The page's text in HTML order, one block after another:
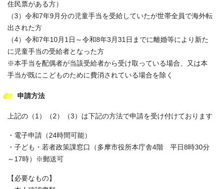
住民票がある方）
（3）令和7年9月分の児童手当を受給していたが世帯全員で海外転
出された方
（4）令和7年10月1日～令和8年3月31日までに離婚等により新た
に児童手当の受給者となった方
※本手当を配偶者が当該受給者から受け取っている場合、又は本
手当が既にこどものために費消されている場合を除く
申請方法
上記の（1）（2）（3）は下記の方法で申請を受け付けております
・電子申請（24時間可能）
・子ども・若者政策課窓口（多摩市役所本庁舎4階 平日8時30分
～17時）※郵送可
【必要なもの】